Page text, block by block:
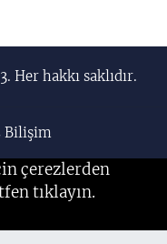
Her hakkı saklıdır.
Bilişim
çerezlerden
tıklayın.